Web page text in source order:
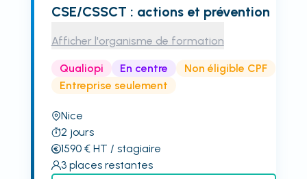
CSE/CSSCT : actions et prévention
Afficher l'organisme de formation
Qualiopi En centre
Non éligible CPF
Entreprise seulement
Nice
2 jours
1590€ HT / stagiaire
3 places restantes